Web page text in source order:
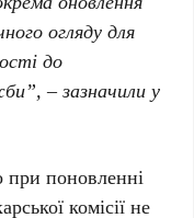
огляду для
до
– зазначили у
поновленні
комісії не